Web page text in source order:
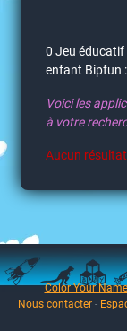
0 Jeu
enfant Bipfun :
Voici les
à votre
Aucun résultat
Color Your Name
Nous contacter-